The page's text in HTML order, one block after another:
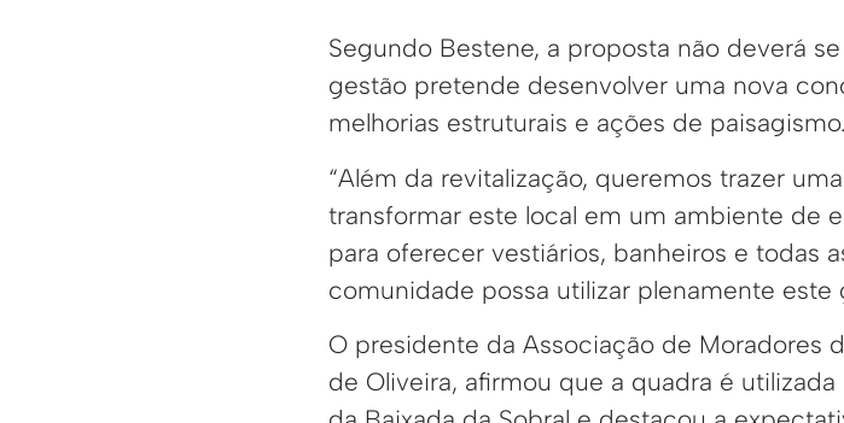
Segundo Bestene, a proposta não deverá
gestão pretende desenvolver uma nova
melhorias estruturais e ações de paisagismo.
“Além da revitalização, queremos trazer
transformar este local em um ambiente de
para oferecer vestiários, banheiros e todas
comunidade possa utilizar plenamente este
O presidente da Associação de Moradores
de Oliveira, afirmou que a quadra é